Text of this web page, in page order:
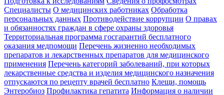
Специалисты О медицинских работниках Обработка
персональных данных Противодействие коррупции О правах
и обязанностях граждан в сфере охраны здоровья
Территориальная программа госгарантий бесплатного
оказания медпомощи Перечень жизненно необходимых
препаратов и лекарственных препаратов для медицинского
применения Перечень категорий заболеваний, при которых
лекарственные средства и изделия медицинского назначения
отпускаются по рецепту врачей бесплатно Клещи, помощь
Энтеробиоз Профилактика гепатита Информация о наличии